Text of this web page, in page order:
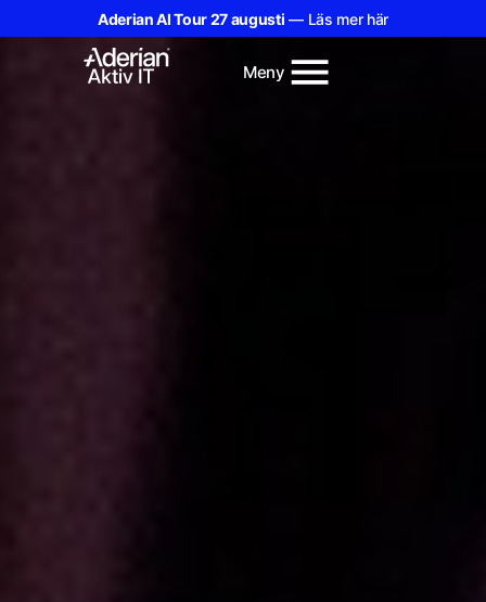
Aderian AI Tour 27 augusti — Läs mer här
Meny